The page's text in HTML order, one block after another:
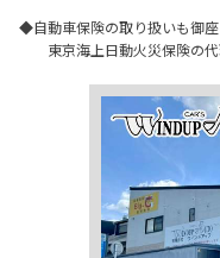
◆自動車保険の取り扱いも御座
東京海上日動火災保険の代